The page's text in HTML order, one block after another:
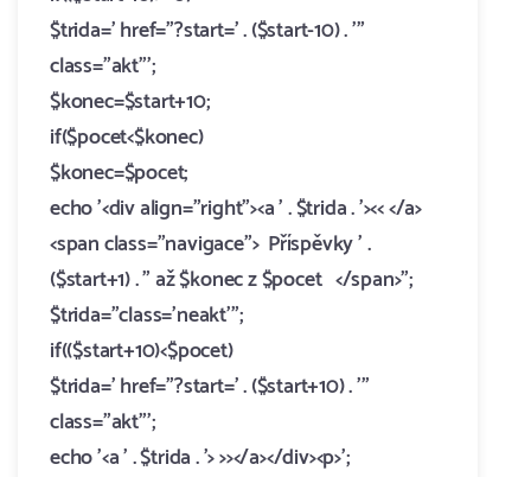
$trida=' href="?start=' . ($start-10) . '"
class="akt"';
$konec=$start+10;
if($pocet<$konec)
$konec=$pocet;
echo '<div align="right"><a ' . $trida . '><< </a>
<span class="navigace"> Příspěvky ' .
($start+1) . " až $konec z $pocet </span>";
$trida="class='neakt'";
if(($start+10)<$pocet)
$trida=' href="?start=' . ($start+10) . '"
class="akt"';
echo '<a ' . $trida . '> >></a></div><p>';